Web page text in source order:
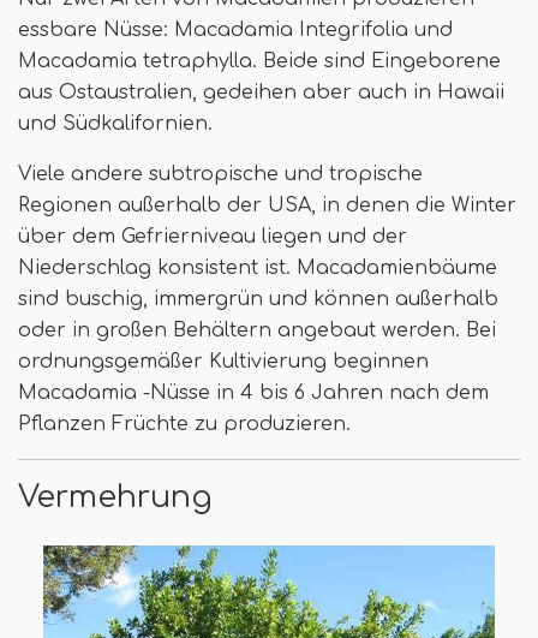
essbare Nüsse: Macadamia Integrifolia und
Macadamia tetraphylla. Beide sind Eingeborene
aus Ostaustralien, gedeihen aber auch in Hawaii
und Südkalifornien.
Viele andere subtropische und tropische
Regionen außerhalb der USA, in denen die Winter
über dem Gefrierniveau liegen und der
Niederschlag konsistent ist. Macadamienbäume
sind buschig, immergrün und können außerhalb
oder in großen Behältern angebaut werden. Bei
ordnungsgemäßer Kultivierung beginnen
Macadamia -Nüsse in 4 bis 6 Jahren nach dem
Pflanzen Früchte zu produzieren.
Vermehrung